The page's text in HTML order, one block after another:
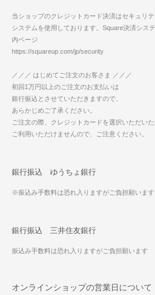
当ショップのクレジットカード決済はセキュリ
システムを使用しております。Square決済シス
内ページ
https://squareup.com/jp/security
／／／ はじめてご注文のお客さま ／／／
初回1万円以上のご注文のお支払いは
銀行振込とさせていただきますので、
あらかじめご了承ください。
ご注文の際、クレジットカードを選択いただい
ご利用いただけませんので、ご注意ください。
銀行振込 ゆうちょ銀行
※振込み手数料は恐れ入りますがご負担願います
銀行振込 三井住友銀行
振込み手数料は恐れ入りますがご負担願います
オンラインショップの営業日について